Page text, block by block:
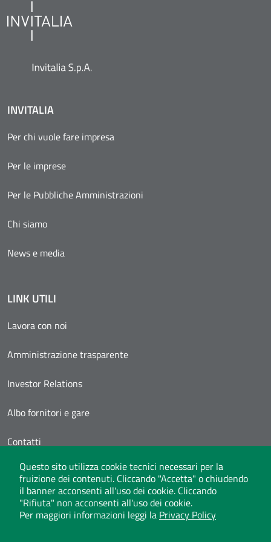
Questo sito utilizza cookie tecnici necessari per la
fruizione dei contenuti. Cliccando "Accetta" o chiudendo
il banner acconsenti all'uso dei cookie. Cliccando
"Rifiuta" non acconsenti all'uso dei cookie.
Per maggiori informazioni leggi la Privacy Policy
INVITALIA
Per chi vuole fare impresa
Per le imprese
Per le Pubbliche Amministrazioni
Chi siamo
News e media
LINK UTILI
Lavora con noi
Amministrazione trasparente
Investor Relations
Albo fornitori e gare
Contatti
Area Personale